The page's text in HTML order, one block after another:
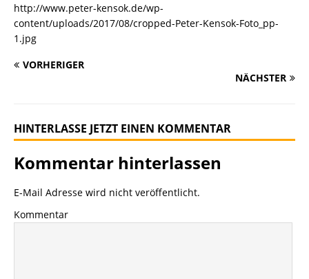
http://www.peter-kensok.de/wp-
content/uploads/2017/08/cropped-Peter-Kensok-Foto_pp-
1.jpg
VORHERIGER
NÄCHSTER
HINTERLASSE JETZT EINEN KOMMENTAR
Kommentar hinterlassen
E-Mail Adresse wird nicht veröffentlicht.
Kommentar